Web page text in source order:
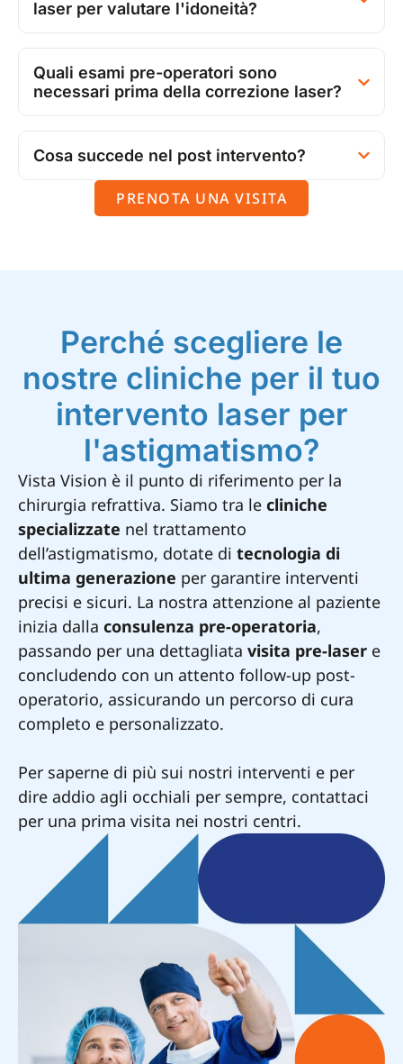
laser per valutare l'idoneità?
Quali esami pre-operatori sono
necessari prima della correzione laser?
Cosa succede nel post intervento?
PRENOTA UNA VISITA
Perché scegliere le
nostre cliniche per il tuo
intervento laser per
l'astigmatismo?
Vista Vision è il punto di riferimento per la
chirurgia refrattiva. Siamo tra le cliniche
specializzate nel trattamento
dell’astigmatismo, dotate di tecnologia di
ultima generazione per garantire interventi
precisi e sicuri. La nostra attenzione al paziente
inizia dalla consulenza pre-operatoria,
passando per una dettagliata visita pre-laser e
concludendo con un attento follow-up post-
operatorio, assicurando un percorso di cura
completo e personalizzato.
Per saperne di più sui nostri interventi e per
dire addio agli occhiali per sempre, contattaci
per una prima visita nei nostri centri.